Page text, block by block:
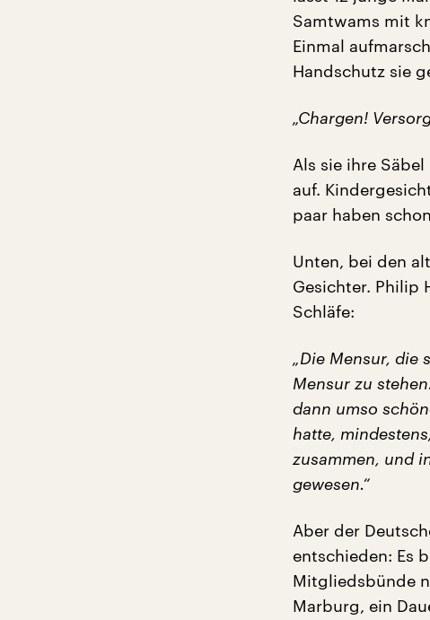
Samtwams mit
Einmal
Handschutz sie
„Chargen!
Als sie ihre
auf.
paar haben
Unten, bei den
Gesichter. Philip
Schläfe:
„Die Mensur, die
Mensur zu
dann umso
hatte,
zusammen, und
gewesen.“
Aber der
entschieden: Es
Mitgliedsbünde
Marburg, ein